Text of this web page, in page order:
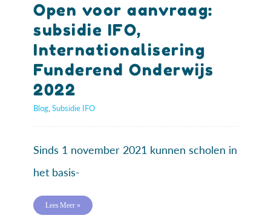
Open voor aanvraag:
subsidie IFO,
Internationalisering
Funderend Onderwijs
2022
Blog Subsidie IFO
Sinds 1 november 2021 kunnen scholen in
het basis-
Lees Meer »